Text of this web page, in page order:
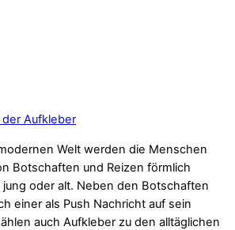
Aufkleber
Welt werden die Menschen
Botschaften und Reizen förmlich
jung oder alt. Neben den Botschaften
einer als Push Nachricht auf sein
auch Aufkleber zu den alltäglichen